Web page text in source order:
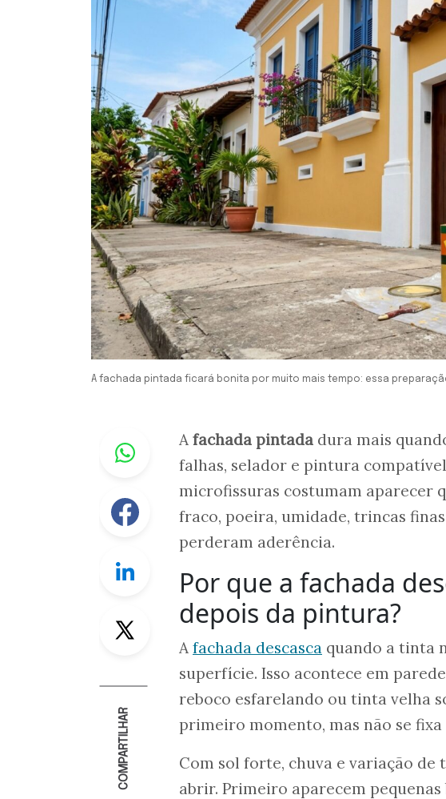
A fachada pintada ficará bonita por muito mais tempo: essa
Whastapp
Facebook
Linkedin
Twitter
COMPARTILHAR
A fachada pintada dura mais
falhas, selador e pintura
microfissuras costumam aparecer
fraco, poeira, umidade, trincas
perderam aderência.
Por que a fachada
depois da pintura?
A fachada descasca quando a tinta
superfície. Isso acontece em
reboco esfarelando ou tinta velha
primeiro momento, mas não se
Com sol forte, chuva e variação
abrir. Primeiro aparecem